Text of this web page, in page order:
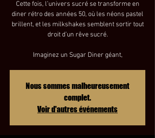
Cette fois, l’univers sucré se transforme en
diner rétro des années 50, où les néons pastel
brillent, et les milkshakes semblent sortir tout
droit d’un rêve sucré.
Imaginez un Sugar Diner géant,
Nous sommes malheureusement
complet.
Voir d'autres événements